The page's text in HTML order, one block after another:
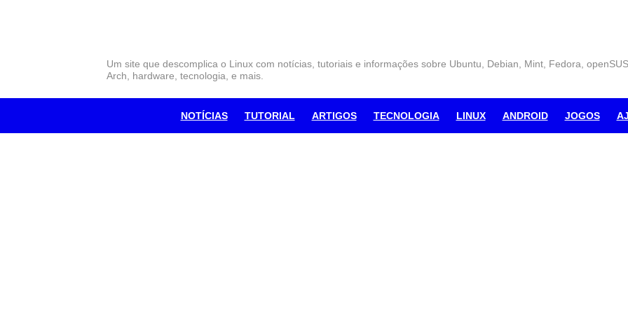
Um site que descomplica o Linux com notícias, tutoriais e informações sobre Ubuntu, Debian, Mint, Fedora,
Arch, hardware, tecnologia, e mais.
NOTÍCIAS TUTORIAL ARTIGOS TECNOLOGIA LINUX ANDROID JOGOS